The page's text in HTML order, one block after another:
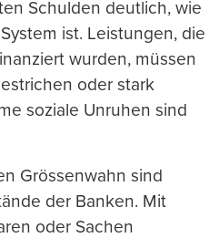
Schulden deutlich, wie
ist. Leistungen, die
wurden, müssen
oder stark
soziale Unruhen sind
Grössenwahn sind
der Banken. Mit
oder Sachen